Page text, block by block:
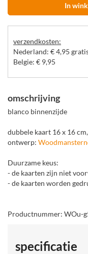
In
verzendkosten:
Nederland: € 4,95
Belgie: € 9,95
omschrijving
blanco binnenzijde
dubbele kaart 16 x 16
ontwerp:
Duurzame keus:
- de kaarten zijn niet
- de kaarten worden
Productnummer: WOu-
specificatie